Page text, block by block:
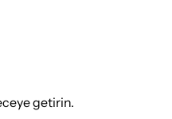
getirin.